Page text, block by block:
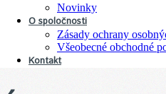
Novinky
O spoločnosti
Zásady ochrany
Všeobecné obchodné
Kontakt